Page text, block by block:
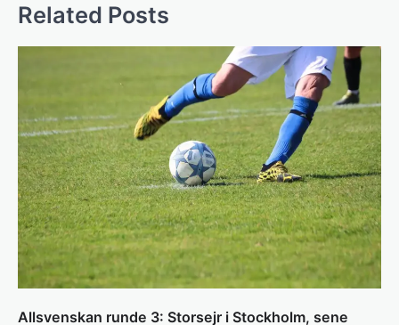
Related Posts
Allsvenskan runde 3: Storsejr i Stockholm, sene